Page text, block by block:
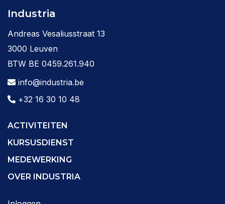
Industria
Andreas Vesaliusstraat 13
3000 Leuven
BTW BE 0459.261.940
info@industria.be
+32 16 30 10 48
ACTIVITEITEN
KURSUSDIENST
MEDEWERKING
OVER INDUSTRIA